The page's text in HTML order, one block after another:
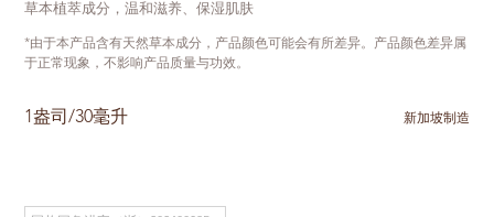
草本植萃成分，温和滋养、保湿肌肤
*由于本产品含有天然草本成分，产品颜色可能会有所差异。产品颜色差异属
于正常现象，不影响产品质量与功效。
1盎司/30毫升 新加坡制造